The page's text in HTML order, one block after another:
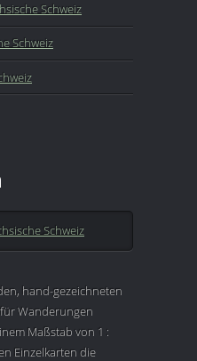
Schweiz
Schweiz
hand-gezeichneten
Wanderungen
Maßstab von 1 :
Einzelkarten die